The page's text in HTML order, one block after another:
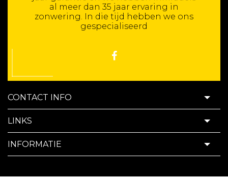
al meer dan 35 jaar ervaring in
zonwering. In die tijd hebben we ons
gespecialiseerd
CONTACT INFO
LINKS
INFORMATIE